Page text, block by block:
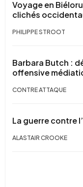
Voyage en
clichés
PHILIPPE STROOT
Barbara Butch :
offensive
CONTRE ATTAQUE
La guerre contre
ALASTAIR CROOKE